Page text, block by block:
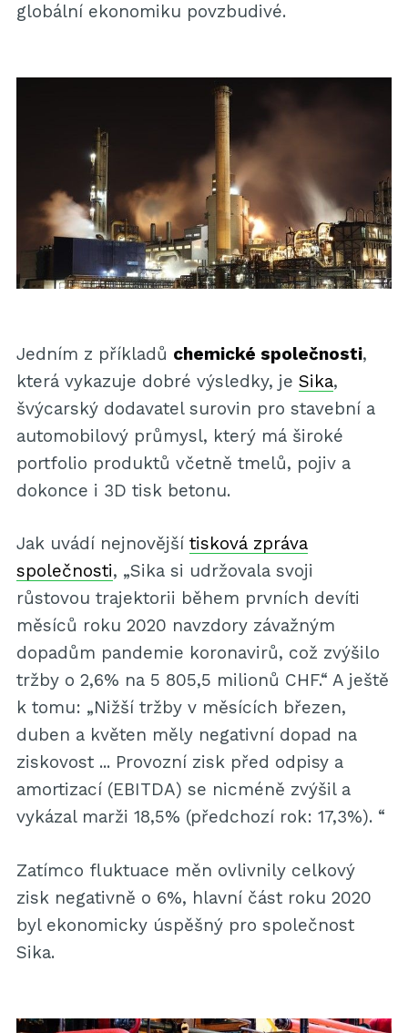
globální ekonomiku povzbudivé.
Jedním z příkladů chemické společnosti,
která vykazuje dobré výsledky, je Sika,
švýcarský dodavatel surovin pro stavební a
automobilový průmysl, který má široké
portfolio produktů včetně tmelů, pojiv a
dokonce i 3D tisk betonu.
Jak uvádí nejnovější tisková zpráva
společnosti, „Sika si udržovala svoji
růstovou trajektorii během prvních devíti
měsíců roku 2020 navzdory závažným
dopadům pandemie koronavirů, což zvýšilo
tržby o 2,6% na 5 805,5 milionů CHF.“ A ještě
k tomu: „Nižší tržby v měsících březen,
duben a květen měly negativní dopad na
ziskovost ... Provozní zisk před odpisy a
amortizací (EBITDA) se nicméně zvýšil a
vykázal marži 18,5% (předchozí rok: 17,3%). “
Zatímco fluktuace měn ovlivnily celkový
zisk negativně o 6%, hlavní část roku 2020
byl ekonomicky úspěšný pro společnost
Sika.